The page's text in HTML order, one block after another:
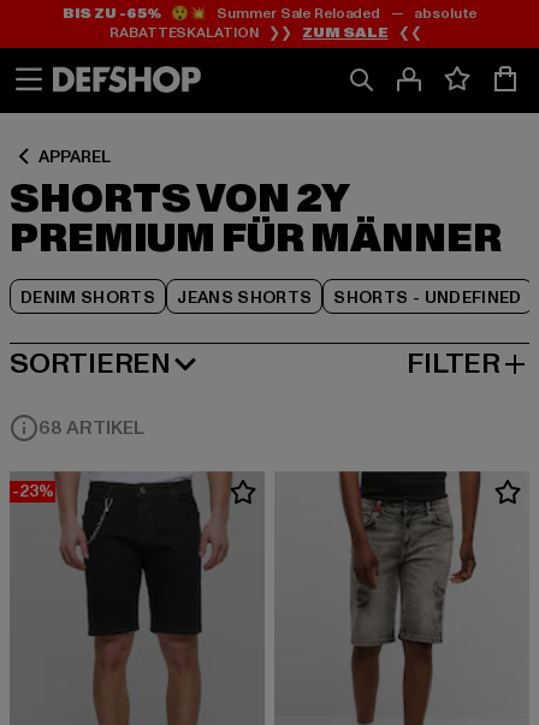
Zum
Inhalt
springen
Zum
Fußzeile
springen
BIS ZU -65%😲💥 Summer Sale Reloaded — absolute
RABATTESKALATION ❯❯ ZUM SALE ❮❮
APPAREL
SHORTS VON 2Y
PREMIUM FÜR MÄNNER
DENIM SHORTS JEANS SHORTS SHORTS - UNDEFINED
Zum
Produktraster
springen
SORTIEREN
BELIEBTESTE FILTER
68 ARTIKEL
-23%